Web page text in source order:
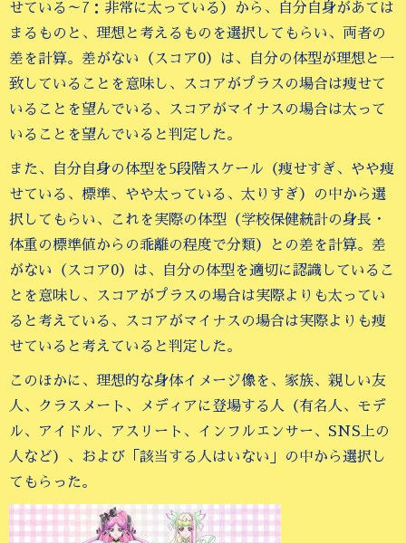
せている～7：非常に太っている）から、自分自身があては
まるものと、理想と考えるものを選択してもらい、両者の
差を計算。差がない（スコア0）は、自分の体型が理想と一
致していることを意味し、スコアがプラスの場合は痩せて
いることを望んでいる、スコアがマイナスの場合は太って
いることを望んでいると判定した。
また、自分自身の体型を5段階スケール（痩せすぎ、やや痩
せている、標準、やや太っている、太りすぎ）の中から選
択してもらい、これを実際の体型（学校保健統計の身長・
体重の標準値からの乖離の程度で分類）との差を計算。差
がない（スコア0）は、自分の体型を適切に認識しているこ
とを意味し、スコアがプラスの場合は実際よりも太ってい
ると考えている、スコアがマイナスの場合は実際よりも痩
せていると考えていると判定した。
このほかに、理想的な身体イメージ像を、家族、親しい友
人、クラスメート、メディアに登場する人（有名人、モデ
ル、アイドル、アスリート、インフルエンサー、SNS上の
人など）、および「該当する人はいない」の中から選択し
てもらった。